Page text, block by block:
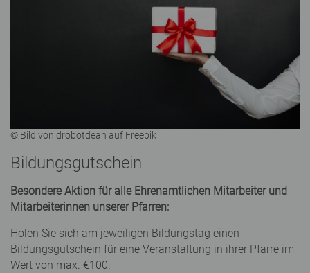
© Bild von drobotdean auf Freepik
Bildungsgutschein
Besondere Aktion für alle Ehrenamtlichen Mitarbeiter und
Mitarbeiterinnen unserer Pfarren:
Holen Sie sich am jeweiligen Bildungstag einen
Bildungsgutschein für eine Veranstaltung in ihrer Pfarre im
Wert von max. €100.